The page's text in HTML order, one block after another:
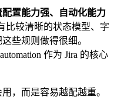
配置能力强、自动化能力
比较清晰的状态模型、字
些规则做得很细。
作为 Jira 的核心
，而是容易越配越重。